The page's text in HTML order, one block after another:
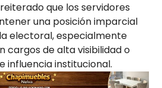
que los servidores
una posición imparcial
electoral, especialmente
cargos de alta visibilidad o
influencia institucional.